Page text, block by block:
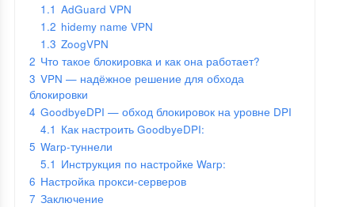
1.1 AdGuard VPN
1.2 hidemy name VPN
1.3 ZoogVPN
2 Что такое блокировка и как она работает?
3 VPN — надёжное решение для обхода
блокировки
4 GoodbyeDPI — обход блокировок на уровне DPI
4.1 Как настроить GoodbyeDPI:
5 Warp-туннели
5.1 Инструкция по настройке Warp:
6 Настройка прокси-серверов
7 Заключение